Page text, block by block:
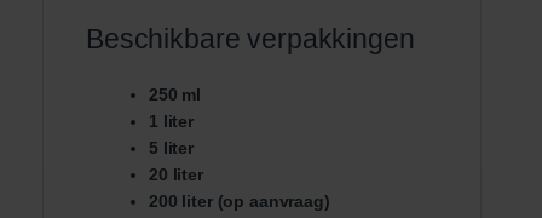
Beschikbare verpakkingen
250 ml
1 liter
5 liter
20 liter
200 liter (op aanvraag)